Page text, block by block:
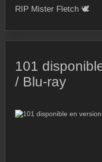
RIP Mister Fletch 🕊️
101
/ Blu-ray